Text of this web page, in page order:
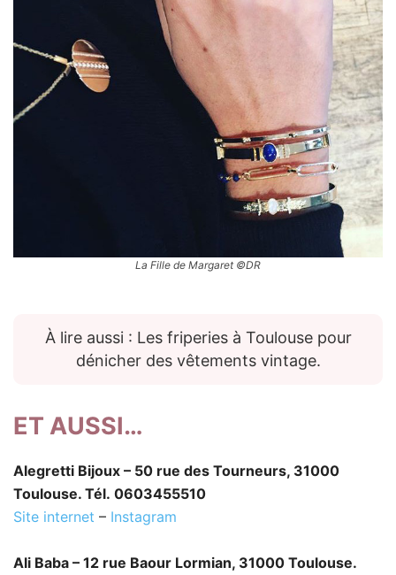
La Fille de Margaret ©DR
À lire aussi : Les friperies à Toulouse pour
dénicher des vêtements vintage.
ET AUSSI…
Alegretti Bijoux – 50 rue des Tourneurs, 31000
Toulouse. Tél. 0603455510
Site internet – Instagram
Ali Baba – 12 rue Baour Lormian, 31000 Toulouse.